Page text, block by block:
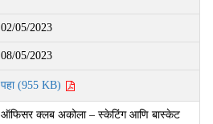
02/05/2023
08/05/2023
पहा (955 KB)
ऑफिसर क्लब अकोला – स्केटिंग आणि बास्केट